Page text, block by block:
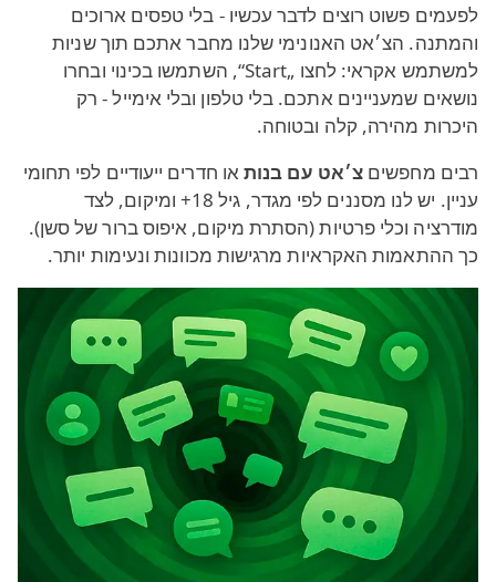
לפעמים פשוט רוצים לדבר עכשיו - בלי טפסים ארוכים
והמתנה. הצ׳אט האנונימי שלנו מחבר אתכם תוך שניות
למשתמש אקראי: לחצו „Start“, השתמשו בכינוי ובחרו
נושאים שמעניינים אתכם. בלי טלפון ובלי אימייל - רק
היכרות מהירה, קלה ובטוחה.
רבים מחפשים צ׳אט עם בנותאו חדרים ייעודיים לפי תחומי
עניין. יש לנו מסננים לפי מגדר, גיל 18+ ומיקום, לצד
מודרציה וכלי פרטיות (הסתרת מיקום, איפוס ברור של סשן).
כך ההתאמות האקראיות מרגישות מכוונות ונעימות יותר.